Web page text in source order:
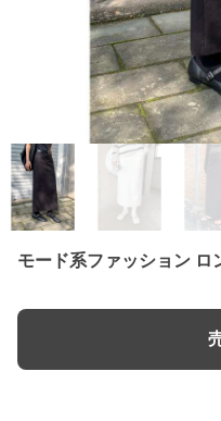
モード系ファッション ロ